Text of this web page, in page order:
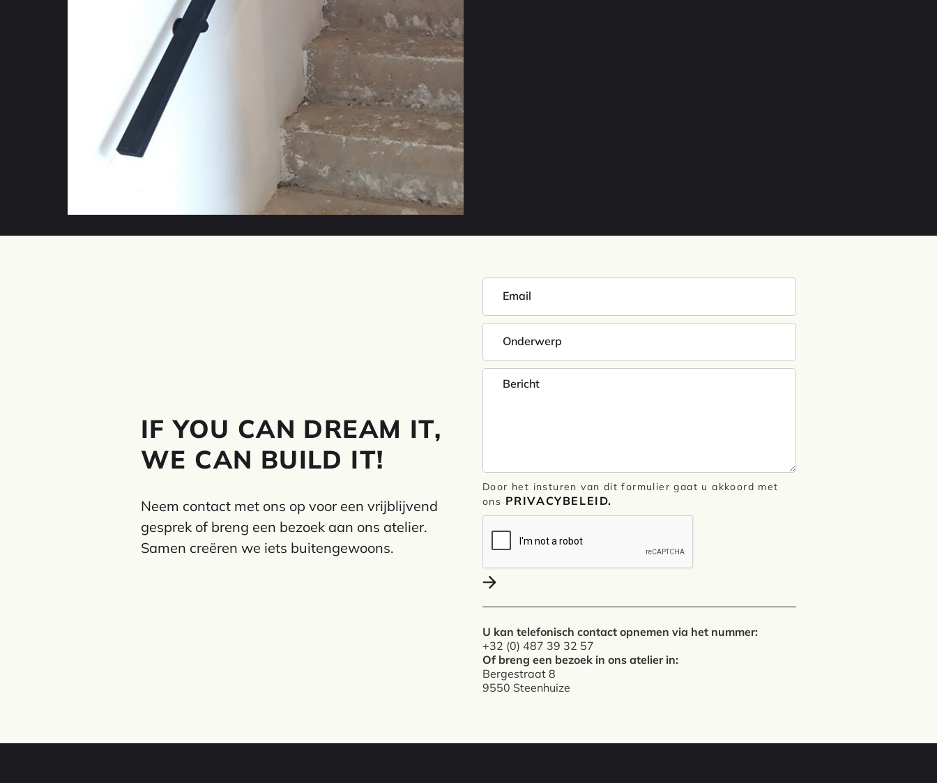
IF YOU CAN DREAM IT,
WE CAN BUILD IT!
Neem contact met ons op voor een vrijblijvend
gesprek of breng een bezoek aan ons atelier.
Samen creëren we iets buitengewoons.
Door het insturen van dit formulier gaat u akkoord met
ons PRIVACYBELEID.
U kan telefonisch contact opnemen via het nummer:
+32 (0) 487 39 32 57
Of breng een bezoek in ons atelier in:
Bergestraat 8
9550 Steenhuize